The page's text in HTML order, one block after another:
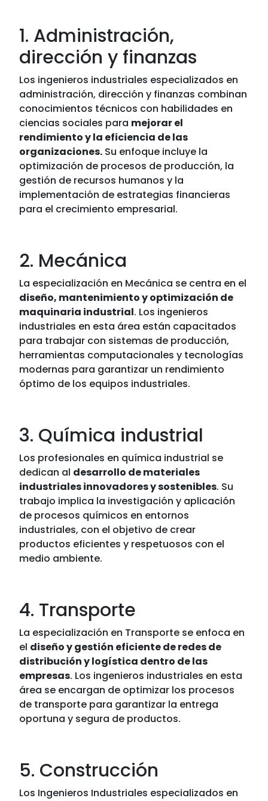
1. Administración,
dirección y finanzas
Los ingenieros industriales especializados en
administración, dirección y finanzas combinan
conocimientos técnicos con habilidades en
ciencias sociales para mejorar el
rendimiento y la eficiencia de las
organizaciones. Su enfoque incluye la
optimización de procesos de producción, la
gestión de recursos humanos y la
implementación de estrategias financieras
para el crecimiento empresarial.
2. Mecánica
La especialización en Mecánica se centra en el
diseño, mantenimiento y optimización de
maquinaria industrial. Los ingenieros
industriales en esta área están capacitados
para trabajar con sistemas de producción,
herramientas computacionales y tecnologías
modernas para garantizar un rendimiento
óptimo de los equipos industriales.
3. Química industrial
Los profesionales en química industrial se
dedican al desarrollo de materiales
industriales innovadores y sostenibles. Su
trabajo implica la investigación y aplicación
de procesos químicos en entornos
industriales, con el objetivo de crear
productos eficientes y respetuosos con el
medio ambiente.
4. Transporte
La especialización en Transporte se enfoca en
el diseño y gestión eficiente de redes de
distribución y logística dentro de las
empresas. Los ingenieros industriales en esta
área se encargan de optimizar los procesos
de transporte para garantizar la entrega
oportuna y segura de productos.
5. Construcción
Los Ingenieros Industriales especializados en